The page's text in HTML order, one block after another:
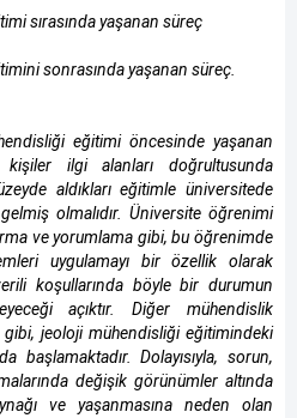
sırasında yaşanan süreç
sonrasında yaşanan süreç.
eğitimi öncesinde yaşanan
ilgi alanları doğrultusunda
aldıkları eğitimle üniversitede
olmalıdır. Üniversite öğrenimi
ve yorumlama gibi, bu öğrenimde
uygulamayı bir özellik olarak
koşullarında böyle bir durumun
açıktır. Diğer mühendislik
jeoloji mühendisliği eğitimindeki
başlamaktadır. Dolayısıyla, sorun,
değişik görünümler altında
ve yaşanmasına neden olan